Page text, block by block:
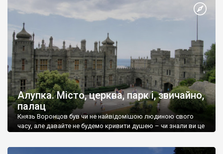
Алупка. Місто, церква, парк і, звичайно,
палац
Князь Воронцов був чи не найвідомішою людиною свого
часу, але давайте не будемо кривити душею – чи знали ви це